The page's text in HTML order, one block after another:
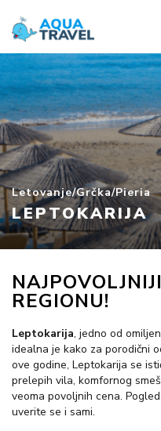
Letovanje/Grčka/Pieria
LEPTOKARIJA
REGIONU!
Leptokarija, jedno od
idealna je kako za porodični
ove godine, Leptokarija se
prelepih vila, komfornog
veoma povoljnih cena.
uverite se i sami.